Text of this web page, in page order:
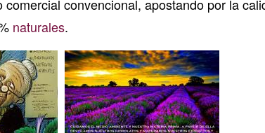
convencional, apostando por la
naturales.